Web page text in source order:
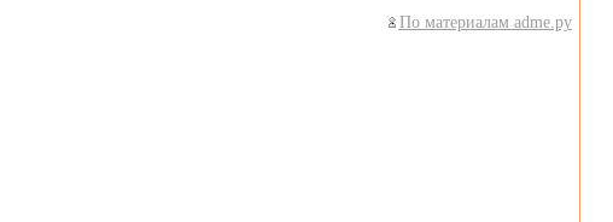
По материалам adme.ру